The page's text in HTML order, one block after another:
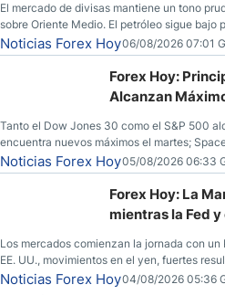
El mercado de divisas mantiene un tono
sobre Oriente Medio. El petróleo sigue bajo
y los operadores esperan nuevas
Unidos.
Noticias Forex Hoy06/08/2026 07:01
Forex Hoy:
Alcanzan
Tanto el Dow Jones 30 como el S&P 500
encuentra nuevos máximos el martes;
llamadas de ganancias; el petróleo crudo
esperanzas; el dólar estadounidense
yen; el peso mexicano ve un repunte a
Noticias Forex Hoy05/08/2026 06:33
Forex Hoy: La
mientras la Fed
Los mercados comienzan la jornada con
EE. UU., movimientos en el yen, fuertes
seguridad en Bitcoin y nuevas señales
Noticias Forex Hoy04/08/2026 05:36